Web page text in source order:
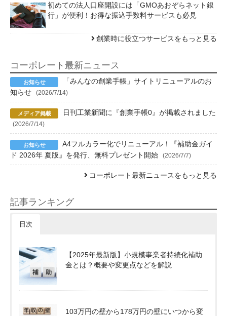
初めての法人口座開設には「GMOあおぞらネット銀
行」が便利！お得な振込手数料サービスも必見
創業時に役立つサービスをもっと見る
コーポレート最新ニュース
「みんなの創業手帳」サイトリニューアルのお
知らせ
(2026/7/14)
日刊工業新聞に『創業手帳0』が掲載されました
(2026/7/14)
A4フルカラー化でリニューアル！『補助金ガイ
ド 2026年 夏版』を発行、無料プレゼント開始
(2026/7/7)
コーポレート最新ニュースをもっと見る
記事ランキング
日次
【2025年最新版】小規模事業者持続化補助
金とは？概要や変更点などを解説
103万円の壁から178万円の壁にいつから変